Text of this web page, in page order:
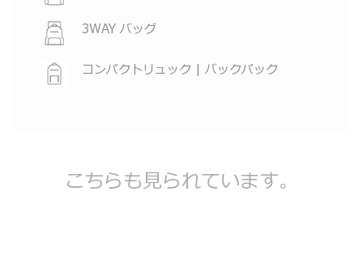
3WAY バッグ
コンパクトリュック | バックパック
こちらも見られています。